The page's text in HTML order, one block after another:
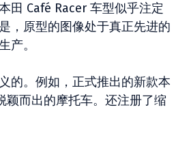
田 Café Racer 车型似乎注定
，原型的图像处于真正先进的
产。
的。例如，正式推出的新款本
颖而出的摩托车。还注册了缩